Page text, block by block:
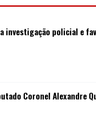
investigação policial e
Coronel Alexandre